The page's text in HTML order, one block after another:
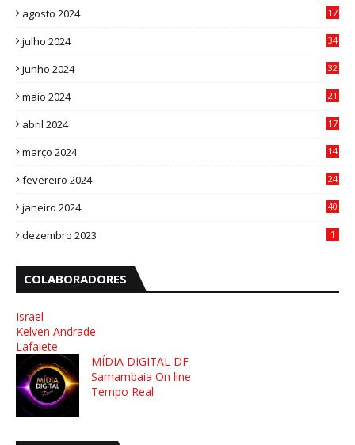
agosto 2024
17
julho 2024
34
junho 2024
32
maio 2024
21
abril 2024
17
março 2024
14
fevereiro 2024
24
janeiro 2024
40
dezembro 2023 1
COLABORADORES
Israel
Kelven Andrade
Lafaiete
MÍDIA DIGITAL DF
Samambaia On line
Tempo Real